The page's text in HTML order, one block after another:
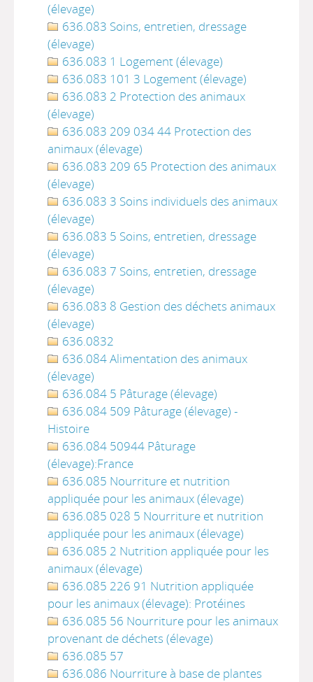
(élevage)
636.083 Soins, entretien, dressage
(élevage)
636.083 1 Logement (élevage)
636.083 101 3 Logement (élevage)
636.083 2 Protection des animaux
(élevage)
636.083 209 034 44 Protection des
animaux (élevage)
636.083 209 65 Protection des animaux
(élevage)
636.083 3 Soins individuels des animaux
(élevage)
636.083 5 Soins, entretien, dressage
(élevage)
636.083 7 Soins, entretien, dressage
(élevage)
636.083 8 Gestion des déchets animaux
(élevage)
636.0832
636.084 Alimentation des animaux
(élevage)
636.084 5 Pâturage (élevage)
636.084 509 Pâturage (élevage) -
Histoire
636.084 50944 Pâturage
(élevage):France
636.085 Nourriture et nutrition
appliquée pour les animaux (élevage)
636.085 028 5 Nourriture et nutrition
appliquée pour les animaux (élevage)
636.085 2 Nutrition appliquée pour les
animaux (élevage)
636.085 226 91 Nutrition appliquée
pour les animaux (élevage): Protéines
636.085 56 Nourriture pour les animaux
provenant de déchets (élevage)
636.085 57
636.086 Nourriture à base de plantes